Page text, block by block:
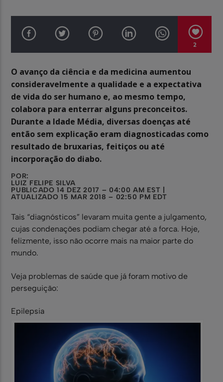
2
O avanço da ciência e da medicina aumentou
consideravelmente a qualidade e a expectativa
de vida do ser humano e, ao mesmo tempo,
colabora para enterrar alguns preconceitos.
Durante a Idade Média, diversas doenças até
então sem explicação eram diagnosticadas como
resultado de bruxarias, feitiços ou até
incorporação do diabo.
POR:
LUIZ FELIPE SILVA
PUBLICADO 14 DEZ 2017 – 04:00 AM EST |
ATUALIZADO 15 MAR 2018 – 02:50 PM EDT
Tais “diagnósticos” levaram muita gente a julgamento,
cujas condenações podiam chegar até a forca. Hoje,
felizmente, isso não ocorre mais na maior parte do
mundo.
Veja problemas de saúde que já foram motivo de
perseguição:
Epilepsia